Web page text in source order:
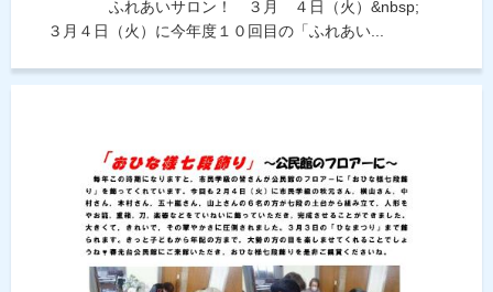
ふれあいサロン！ ３月 ４日（火）&nbsp;
３月４日（火）に今年度１０回目の「ふれあい...